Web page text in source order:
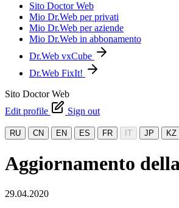
Sito Doctor Web
Mio Dr.Web per privati
Mio Dr.Web per aziende
Mio Dr.Web in abbonamento
Dr.Web vxCube
Dr.Web FixIt!
Sito Doctor Web
Edit profile
Sign out
RU CN EN ES FR IT JP KZ
Aggiornamento
29.04.2020